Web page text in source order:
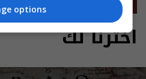
اخترنا لك
options